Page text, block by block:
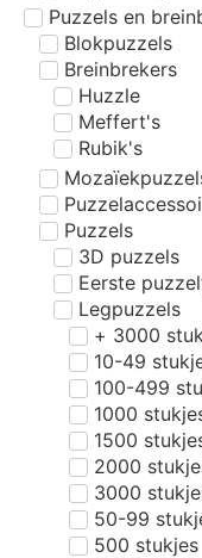
Puzzels en
Blokpuzzels
Breinbrekers
Huzzle
Meffert's
Rubik's
Puzzels
3D puzzels
Eerste
Legpuzzels
+ 3000
10-49
100-499
1000
1500
2000
3000
50-99
500 stukjes